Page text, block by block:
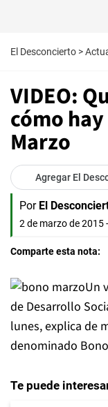
El Desconcierto >
VIDEO:
cómo
Marzo
Agregar El
Por El
2 de marzo de 2015
Comparte esta nota:
Un
de Desarrollo
lunes, explica de
denominado
Te puede